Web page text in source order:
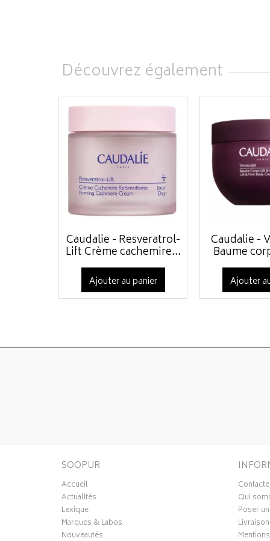
Découvrez également
Caudalie - Resveratrol-
Lift Crème cachemire...
Ajouter au panier
Caudalie -
Baume
Ajouter
SOOPUR
Accueil
Actualités
Lexique
Marques & Labos
Nouveautés
Qui
Poser
Livraison